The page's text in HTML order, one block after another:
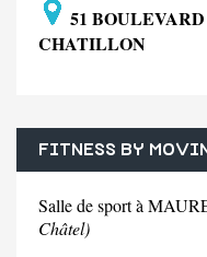
51
CHATILLON
FITNESS BY
Salle de sport à
Châtel)